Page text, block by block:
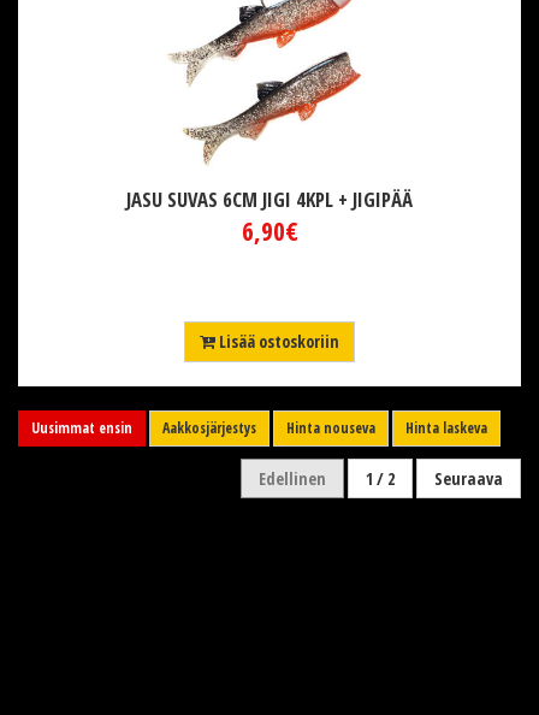
JASU SUVAS 6CM JIGI 4KPL + JIGIPÄÄ
6,90€
Lisää ostoskoriin
Uusimmat ensin Aakkosjärjestys Hinta nouseva Hinta laskeva
Edellinen 1 / 2 Seuraava